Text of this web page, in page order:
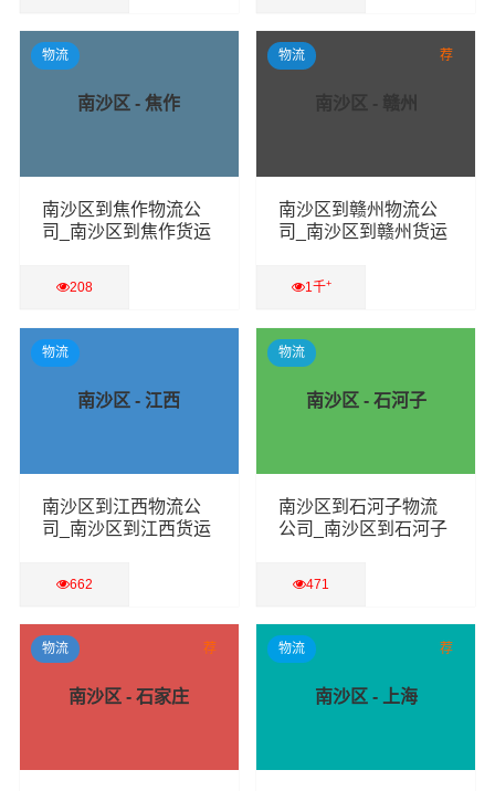
查看详细 查看详细
南沙区 - 焦作
南沙区到焦作物流公
司_南沙区到焦作货运
208
查看详细
物流
南沙区 - 赣州
南沙区到赣州物流公
司_南沙区到赣州货运
1千+
查看详细
物流 荐
南沙区 - 江西
南沙区到江西物流公
司_南沙区到江西货运
662
查看详细
物流
南沙区 - 石河子
南沙区到石河子物流
公司_南沙区到石河子
471
查看详细
物流
南沙区 - 石家庄
物流 荐
南沙区 - 上海
物流 荐